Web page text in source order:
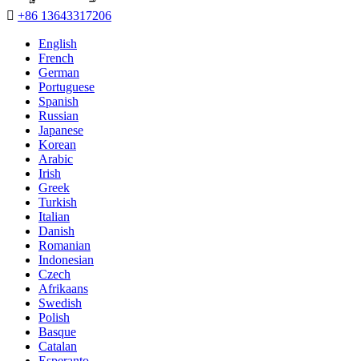
 +86 13643317206
English
French
German
Portuguese
Spanish
Russian
Japanese
Korean
Arabic
Irish
Greek
Turkish
Italian
Danish
Romanian
Indonesian
Czech
Afrikaans
Swedish
Polish
Basque
Catalan